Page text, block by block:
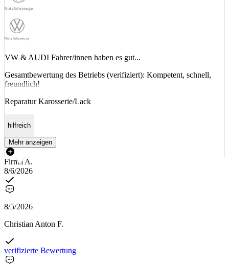
VW & AUDI Fahrer/innen haben es gut...
Gesamtbewertung des Betriebs (verifiziert): Kompetent, schnell,
freundlich!
Reparatur Karosserie/Lack
hilfreich
Mehr anzeigen
Firma A.
8/6/2026
8/5/2026
Christian Anton F.
verifizierte Bewertung